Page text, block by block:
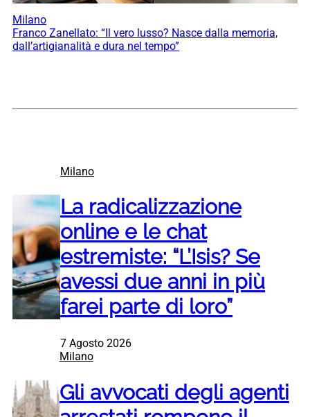
Milano
Franco Zanellato: “Il vero lusso? Nasce dalla memoria,
dall’artigianalità e dura nel tempo”
Milano
La radicalizzazione
online e le chat
estremiste: “L’Isis? Se
avessi due anni in più
farei parte di loro”
7 Agosto 2026
Milano
Gli avvocati degli agenti